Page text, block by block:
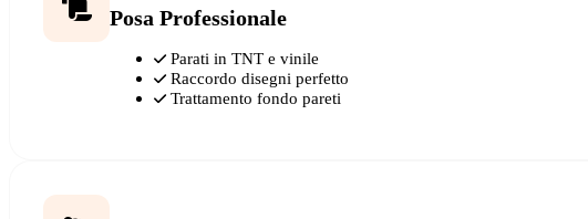
Posa Professionale
Parati in TNT e vinile
Raccordo disegni perfetto
Trattamento fondo pareti